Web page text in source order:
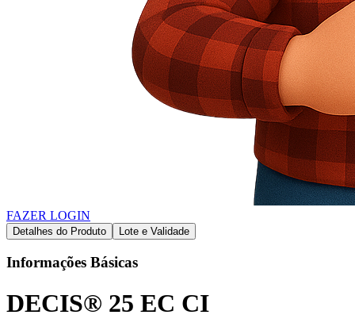
FAZER LOGIN
Detalhes do Produto Lote e Validade
Informações Básicas
DECIS® 25 EC CI